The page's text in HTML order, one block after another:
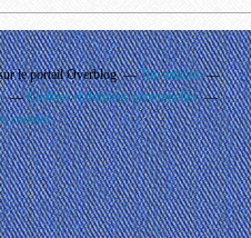
le portail Overblog
Top articles
Cookies et données personnelles
cookies